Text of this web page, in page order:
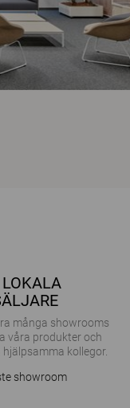
många showrooms
våra produkter och
kollegor.
showroom